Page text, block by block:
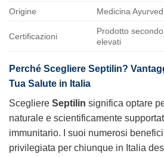
Origine Medicina
Certificazioni
Prodotto
elevati
Perché Scegliere Septilin?
Tua Salute in Italia
Scegliere Septilin significa optare
naturale e scientificamente
immunitario. I suoi numerosi
privilegiata per chiunque in Italia